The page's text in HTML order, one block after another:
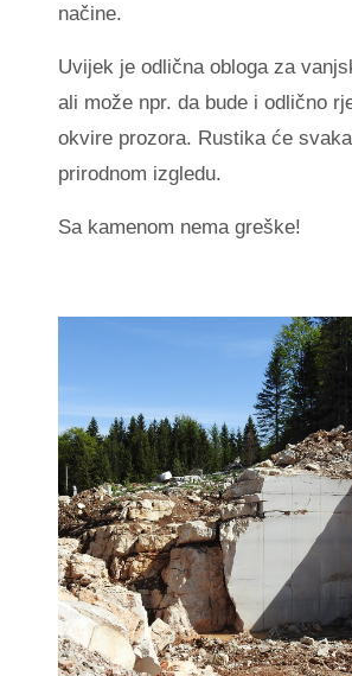
načine.
Uvijek je odlična obloga za
ali može npr. da bude i odlično
okvire prozora. Rustika će
prirodnom izgledu.
Sa kamenom nema greške!